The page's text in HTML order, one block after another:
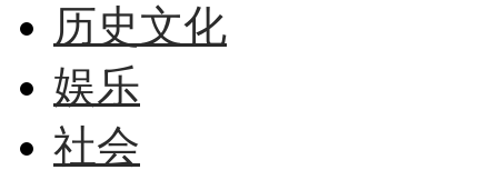
历史文化
娱乐
社会